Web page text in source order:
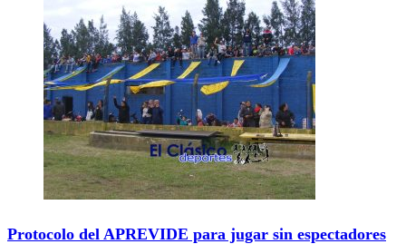
Protocolo del APREVIDE para jugar sin espectadores